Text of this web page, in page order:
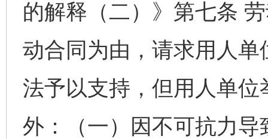
的解释（二）》第七条
动合同为由，请求用人
法予以支持，但用人单
外：（一）因不可抗力